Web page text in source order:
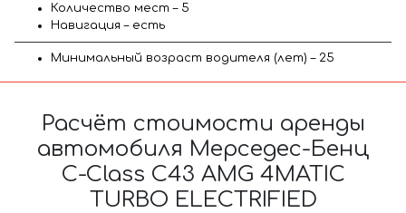
Количество мест – 5
Навигация – есть
Минимальный возраст водителя (лет) – 25
Расчёт стоимости аренды
автомобиля Мерседес-Бенц
C-Class C43 AMG 4MATIC
TURBO ELECTRIFIED